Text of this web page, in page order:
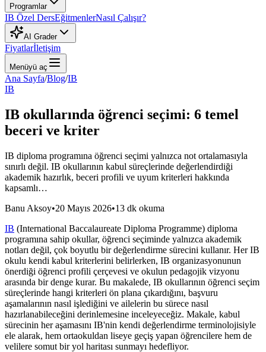
Programlar
IB Özel DersEğitmenlerNasıl Çalışır?
AI Grader
Fiyatlarİletişim
Menüyü aç
Ana Sayfa/Blog/IB
IB
IB okullarında öğrenci seçimi: 6 temel
beceri ve kriter
IB diploma programına öğrenci seçimi yalnızca not ortalamasıyla
sınırlı değil. IB okullarının kabul süreçlerinde değerlendirdiği
akademik hazırlık, beceri profili ve uyum kriterleri hakkında
kapsamlı…
Banu Aksoy•20 Mayıs 2026•13 dk okuma
IB (International Baccalaureate Diploma Programme) diploma
programına sahip okullar, öğrenci seçiminde yalnızca akademik
notları değil, çok boyutlu bir değerlendirme sürecini kullanır. Her IB
okulu kendi kabul kriterlerini belirlerken, IB organizasyonunun
önerdiği öğrenci profili çerçevesi ve okulun pedagojik vizyonu
arasında bir denge kurar. Bu makalede, IB okullarının öğrenci seçim
süreçlerinde hangi kriterleri ön plana çıkardığını, başvuru
aşamalarının nasıl işlediğini ve ailelerin bu sürece nasıl
hazırlanabileceğini derinlemesine inceleyeceğiz. Makale, kabul
sürecinin her aşamasını IB'nin kendi değerlendirme terminolojisiyle
ele alarak, hem ortaokuldan liseye geçiş yapan öğrencilere hem de
velilere somut bir yol haritası sunmayı hedefliyor.